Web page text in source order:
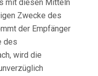
mit diesen Mitteln
Zwecke des
der Empfänger
des
wird die